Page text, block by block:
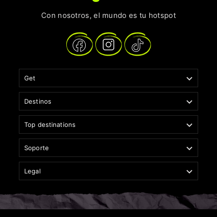
Con nosotros, el mundo es tu hotspot
Get 
Destinos 
Top destinations 
Soporte 
Legal 